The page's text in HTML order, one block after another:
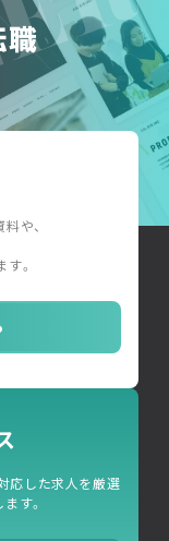
職
や、
。
応した求人を厳選
す。